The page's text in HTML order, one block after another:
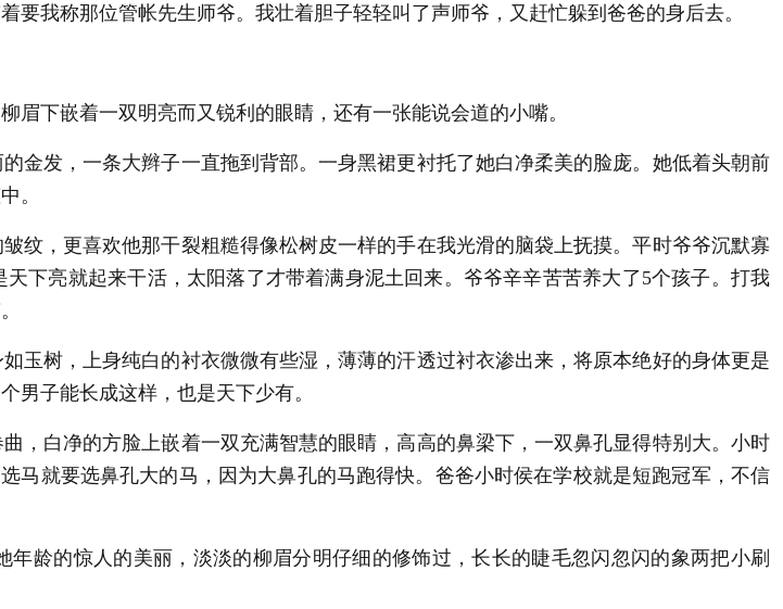
我称那位管帐先生师爷。我壮着胆子轻轻叫了声师爷，又赶忙躲到爸爸的身后去。
下嵌着一双明亮而又锐利的眼睛，还有一张能说会道的小嘴。
发，一条大辫子一直拖到背部。一身黑裙更衬托了她白净柔美的脸庞。她低着头朝前
。
，更喜欢他那干裂粗糙得像松树皮一样的手在我光滑的脑袋上抚摸。平时爷爷沉默寡
下亮就起来干活，太阳落了才带着满身泥土回来。爷爷辛辛苦苦养大了5个孩子。打我
树，上身纯白的衬衣微微有些湿，薄薄的汗透过衬衣渗出来，将原本绝好的身体更是
男子能长成这样，也是天下少有。
白净的方脸上嵌着一双充满智慧的眼睛，高高的鼻梁下，一双鼻孔显得特别大。小时
马就要选鼻孔大的马，因为大鼻孔的马跑得快。爸爸小时侯在学校就是短跑冠军，不信
的惊人的美丽，淡淡的柳眉分明仔细的修饰过，长长的睫毛忽闪忽闪的象两把小刷